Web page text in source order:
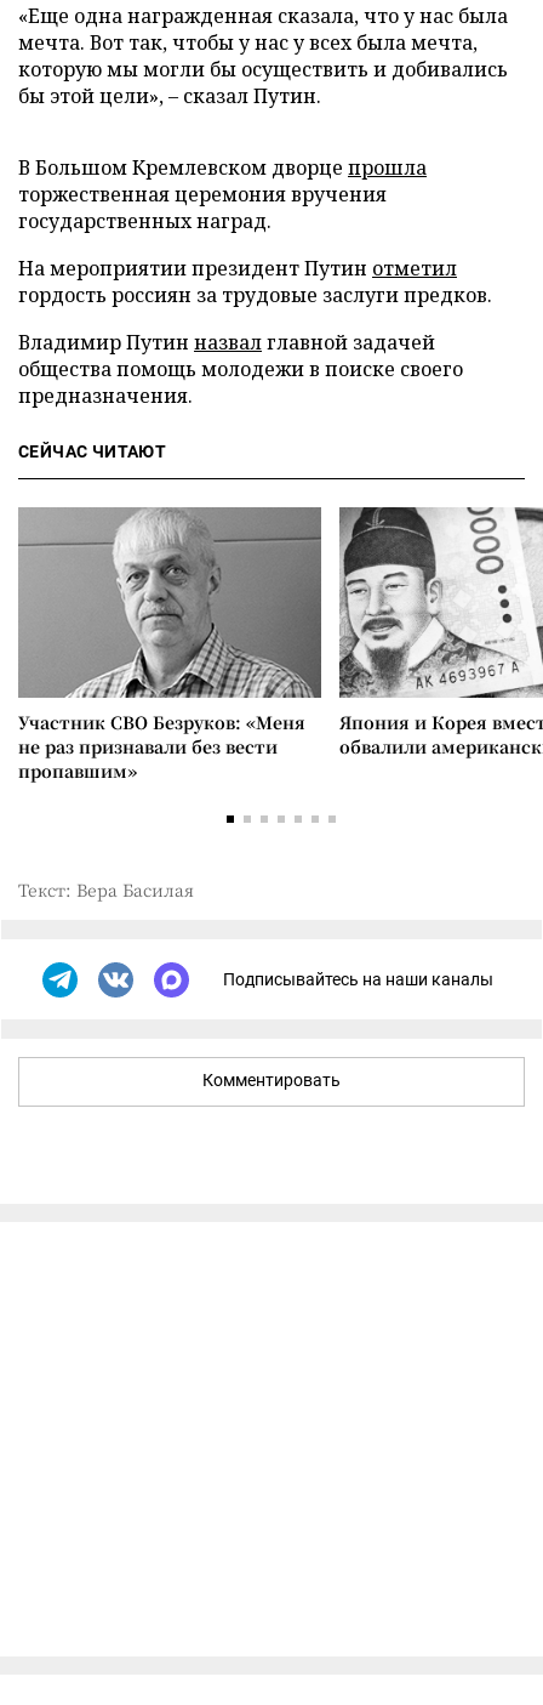
«Еще одна награжденная сказала, что у нас была
мечта. Вот так, чтобы у нас у всех была мечта,
которую мы могли бы осуществить и добивались
бы этой цели», – сказал Путин.
В Большом Кремлевском дворце прошла
торжественная церемония вручения
государственных наград.
На мероприятии президент Путин отметил
гордость россиян за трудовые заслуги предков.
Владимир Путин назвалглавной задачей
общества помощь молодежи в поиске своего
предназначения.
СЕЙЧАС ЧИТАЮТ
Участник СВО Безруков: «Меня
не раз признавали без вести
пропавшим»
Япония и Корея
обвалили
Текст: Вера Басилая
Подписывайтесь на наши каналы
Комментировать